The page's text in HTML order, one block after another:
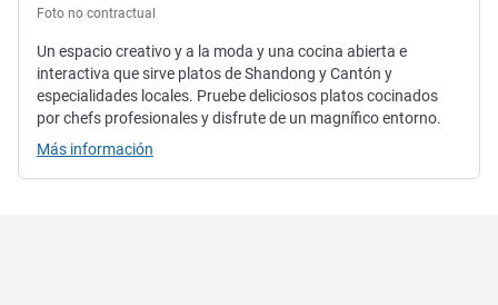
Foto no contractual
Un espacio creativo y a la moda y una cocina abierta e
interactiva que sirve platos de Shandong y Cantón y
especialidades locales. Pruebe deliciosos platos cocinados
por chefs profesionales y disfrute de un magnífico entorno.
Más información